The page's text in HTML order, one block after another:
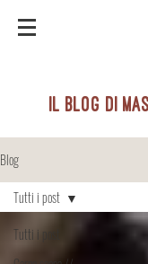
il blog di
Blog
Tutti i post
Tutti i post